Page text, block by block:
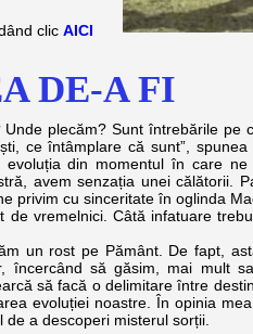
clic AICI
DE-A FI
plecăm? Sunt întrebările pe
ce întâmplare că sunt”,
evoluția din momentul în care
avem senzația unei călătorii.
privim cu sinceritate în oglinda
de vremelnici. Câtă infatuare
rost pe Pământ. De fapt,
încercând să găsim, mai mult
să facă o delimitare între
evoluției noastre. În opinia
a descoperi misterul sorții.